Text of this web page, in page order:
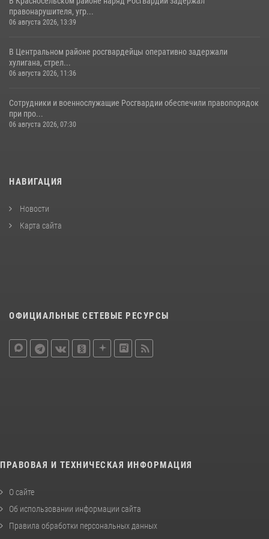
правонарушителя, угр...
06 августа 2026, 13:39
В Центральном районе росгвардейцы оперативно задержали
хулигана, стрел...
06 августа 2026, 11:36
Сотрудники и военнослужащие Росгвардии обеспечили правопорядок
при про...
06 августа 2026, 07:30
НАВИГАЦИЯ
Новости
Карта сайта
ОФИЦИАЛЬНЫЕ СЕТЕВЫЕ РЕСУРСЫ
ПРАВОВАЯ И ТЕХНИЧЕСКАЯ ИНФОРМАЦИЯ
О сайте
Об использовании информации сайта
Правила обработки персональных данных